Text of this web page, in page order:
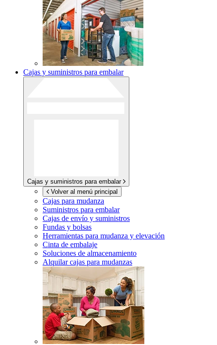
Cajas y suministros para embalar
Cajas y suministros para embalar
Volver al menú principal
Cajas para mudanza
Suministros para embalar
Cajas de envío y suministros
Fundas y bolsas
Herramientas para mudanza y elevación
Cinta de embalaje
Soluciones de almacenamiento
Alquilar cajas para mudanzas